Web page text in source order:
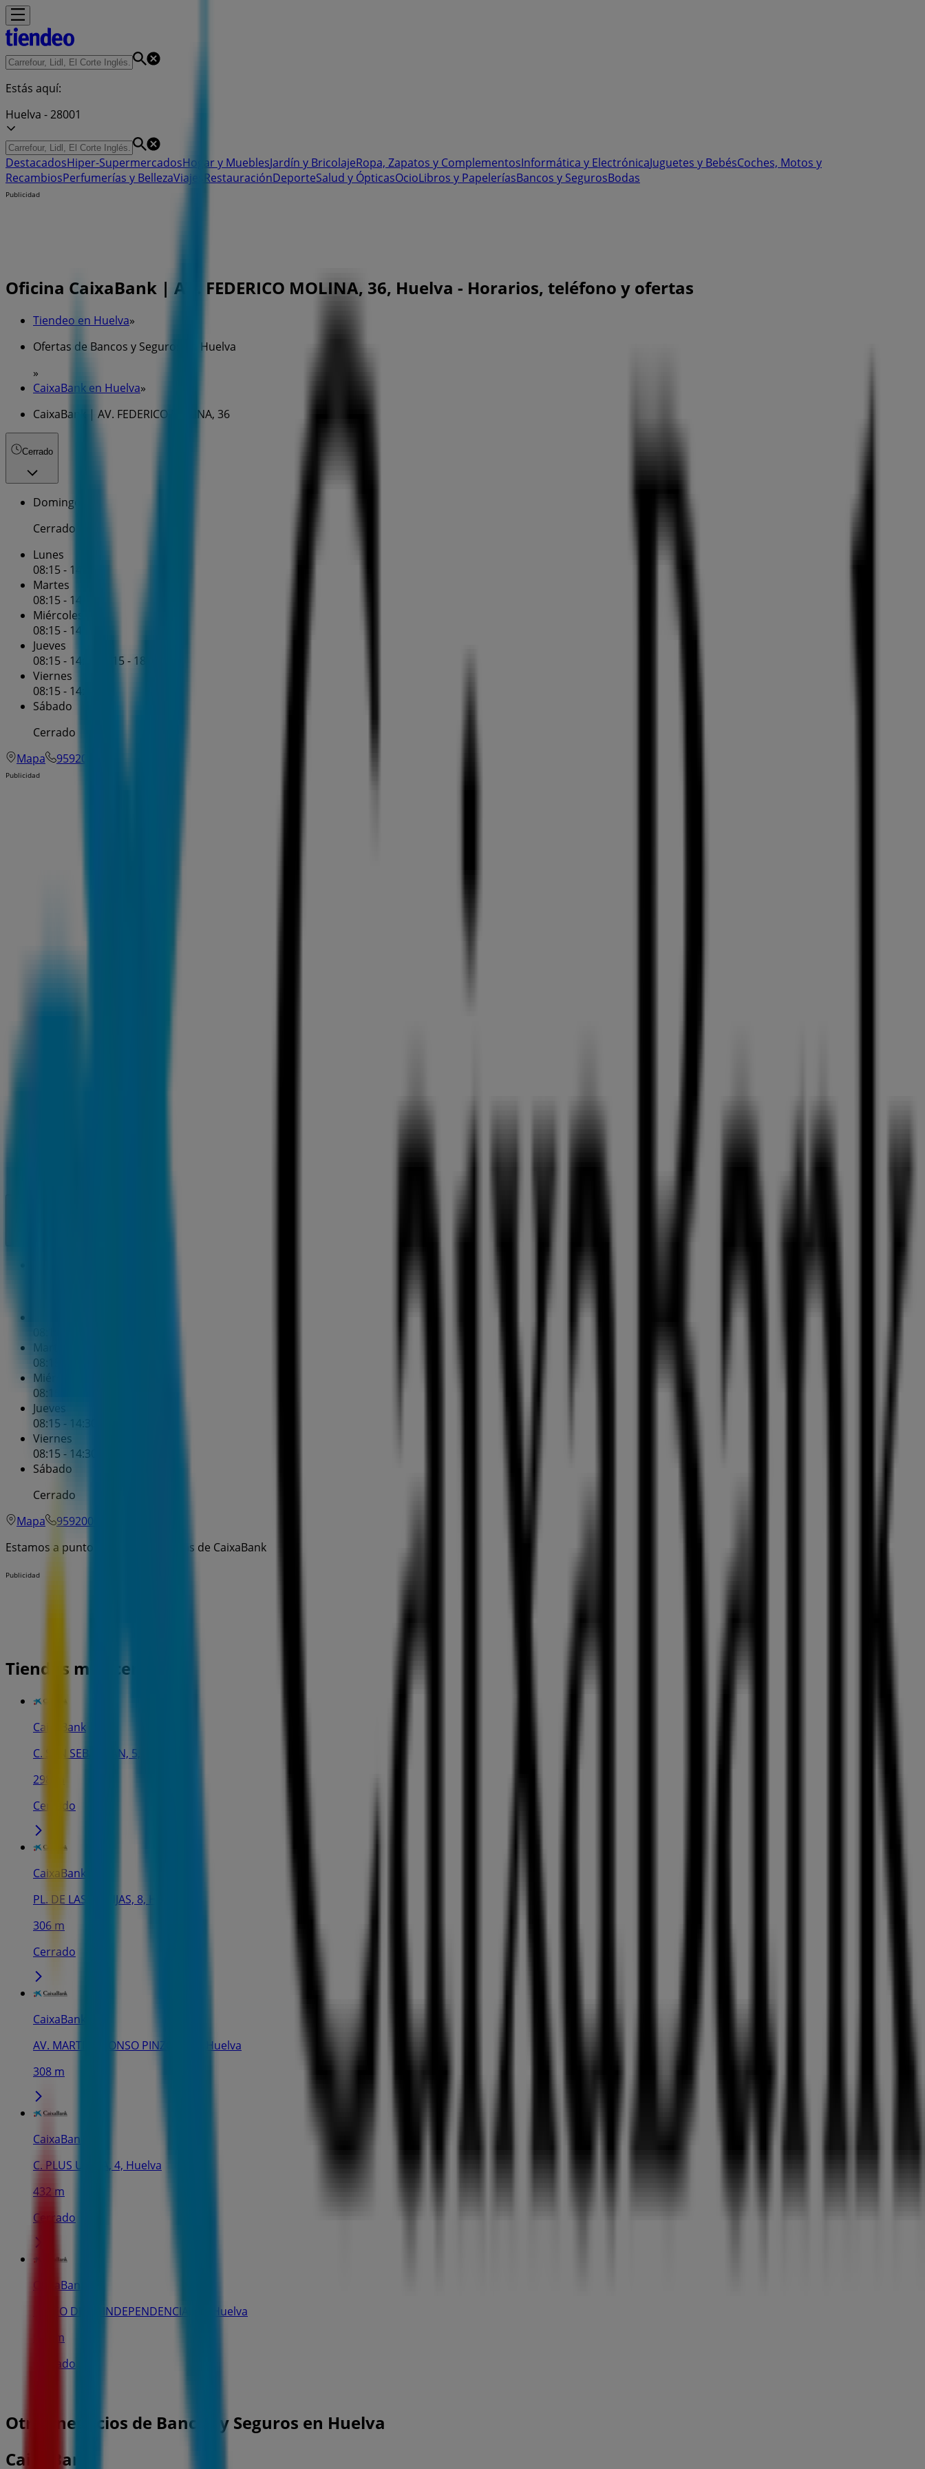
Estás aquí:
Huelva - 28001
DestacadosHiper-SupermercadosHogar y MueblesJardín y BricolajeRopa, Zapatos y ComplementosInformática y ElectrónicaJuguetes y BebésCoches, Motos y
RecambiosPerfumerías y BellezaViajes RestauraciónDeporteSalud y ÓpticasOcioLibros y PapeleríasBancos y SegurosBodas
Publicidad
Oficina CaixaBank | AV. FEDERICO MOLINA, 36, Huelva - Horarios, teléfono y ofertas
Tiendeo en Huelva»
Ofertas de Bancos y Seguros en Huelva
»
CaixaBank en Huelva»
CaixaBank | AV. FEDERICO MOLINA, 36
Cerrado
Domingo
Cerrado
Lunes
08:15 - 14:30
Martes
08:15 - 14:30
Miércoles
08:15 - 14:30
Jueves
08:15 - 14:30
16:15 - 18:30
Viernes
08:15 - 14:30
Sábado
Cerrado
Mapa
959200060
Publicidad
Martes
08:15 - 14:30
Miércoles
08:15 - 14:30
Jueves
08:15 - 14:30
Viernes
08:15 - 14:30
Sábado
Cerrado
Mapa
959200060
Estamos a punto de publicar ofertas de CaixaBank
Publicidad
Tiendas más cercanas
CaixaBank
C. SAN SEBASTIAN, 5, Huelva
298 m
Cerrado
CaixaBank
PL. DE LAS MONJAS, 8, Huelva
306 m
Cerrado
CaixaBank
AV. MARTIN ALONSO PINZON, 24, Huelva
308 m
CaixaBank
C. PLUS ULTRA, 4, Huelva
432 m
Cerrado
CaixaBank
PASEO DE LA INDEPENDENCIA, 16, Huelva
591 m
Cerrado
Otros negocios de Bancos y Seguros en Huelva
CaixaBank